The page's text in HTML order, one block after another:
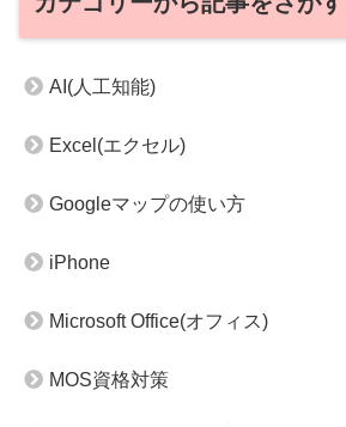
AI(人工知能)
Excel(エクセル)
Googleマップの使い方
iPhone
Microsoft Office(オフィス)
MOS資格対策